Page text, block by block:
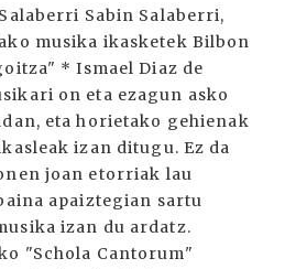
Sabin Salaberri,
musika ikasketek Bilbon
* Ismael Diaz de
on eta ezagun asko
eta horietako gehienak
izan ditugu. Ez da
joan etorriak lau
apaiztegian sartu
izan du ardatz.
"Schola Cantorum"